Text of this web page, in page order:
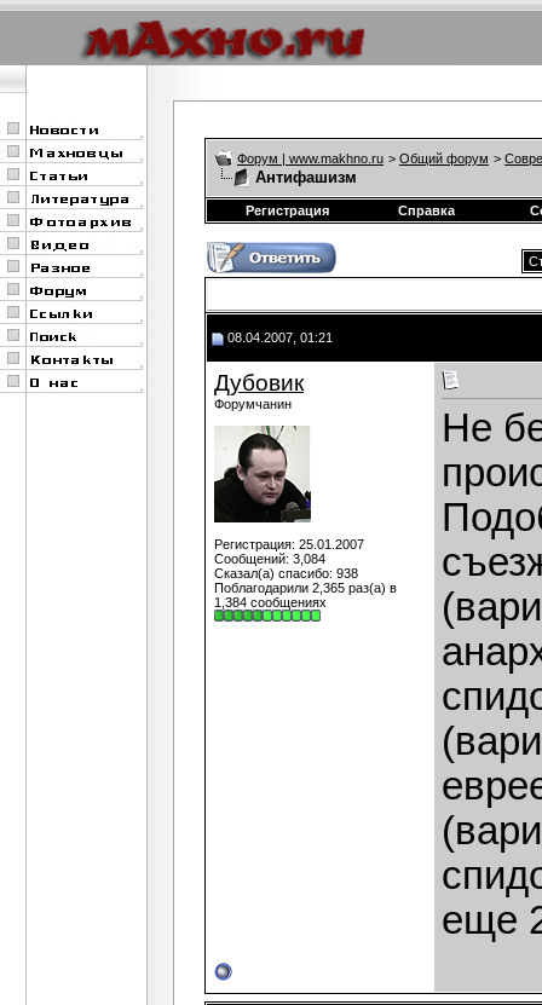
Форум | www.makhno.ru > Общий форум >
Антифашизм
Регистрация Справка
08.04.2007, 01:21
Дубовик
Форумчанин
Регистрация: 25.01.2007
Сообщений: 3,084
Сказал(а) спасибо: 938
Поблагодарили 2,365 раз(а) в
1,384 сообщениях
Не
еще